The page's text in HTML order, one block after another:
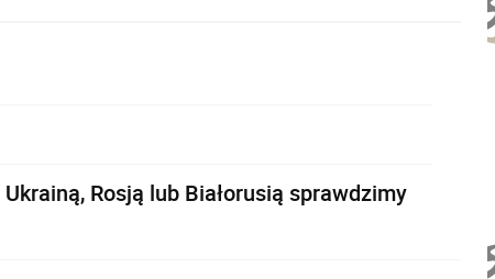
Rosją lub Białorusią sprawdzimy